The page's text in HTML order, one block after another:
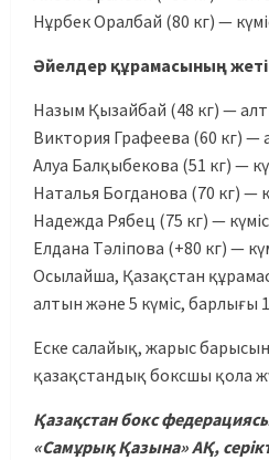
Нұрбек Оралбай (80 кг) —
Әйелдер құрамасының
Назым Қызайбай (48 кг) —
Виктория Графеева (60 кг) —
Алуа Балқыбекова (51 кг) —
Наталья Богданова (70 кг) —
Надежда Рябец (75 кг) — күміс
Елдана Тәліпова (+80 кг) —
Осылайша, Қазақстан
алтын және 5 күміс, барлығы
Еске салайық, жарыс
қазақстандық боксшы қола
Қазақстан бокс
«Самұрық Қазына» АҚ,